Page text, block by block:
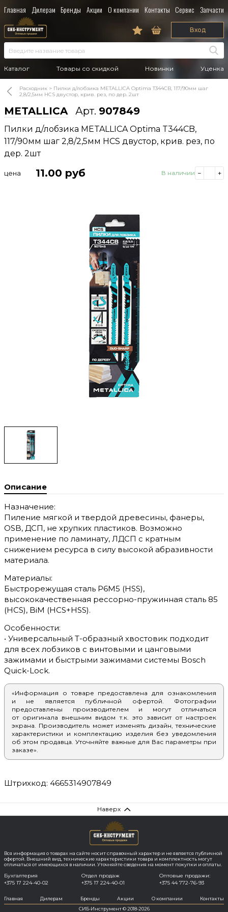
Главная Дилерам Бренды Акции О компании Контакты Сервис Запчасти
Каталог Товары со скидкой Новинки Уценка
Вход
Расходник
Пилки д/лобзика METALLICA Optima T344CB, 117/90мм шаг
2,8/2,5мм HCS двустор, крив. рез, по дер. 2шт
Штрихкод: 4665314907849
METALLICA Арт. 907849
Пилки д/лобзика METALLICA Optima T344CB,
117/90мм шаг 2,8/2,5мм HCS двустор, крив. рез, по
дер. 2шт
цена 11.00 руб В наличии
Описание
Назначение:
Пиление мягкой и твердой древесины, фанеры,
OSB, ДСП, не хрупких пластиков. Возможно
применение по ламинату, ЛДСП с кратным
снижением ресурса в силу высокой абразивности
материала.
Материалы:
Быстрорежущая сталь Р6М5 (HSS),
высококачественная рессорно-пружинная сталь 85
(HCS), BiM (HCS+HSS).
Особенности:
• Универсальный T-образный хвостовик подходит
для всех лобзиков с винтовыми и цанговыми
зажимами и быстрыми зажимами системы Bosch
Quick-Lock.
«Информация о товаре предоставлена для ознакомления
и не является публичной офертой. Фотографии
предоставлены производителем и могут отличаться
от оригинала внешним видом т.к. это зависит от настроек
экрана. Производитель может изменять дизайн, технические
характеристики и комплектацию изделия без уведомления
об этом продавца. Уточняйте важные для Вас параметры при
заказе».
Наверх
Вся информация о товарах на сайте носит справочный характер и не является публичной
офертой. Внешний вид, технические характеристики товара и комплектность могут
отличаться от имеющихся в наличии. Уточняйте сведения на момент покупки и оплаты.
Бухгалтерия
+375 17 224-40-02
Отдел продаж
+375 17 224-40-01
Оптовые продажи:
+375 44 772-76-93
Главная Дилерам Бренды Акции О компании
Контакты
СИБ-Инструмент © 2018-2026